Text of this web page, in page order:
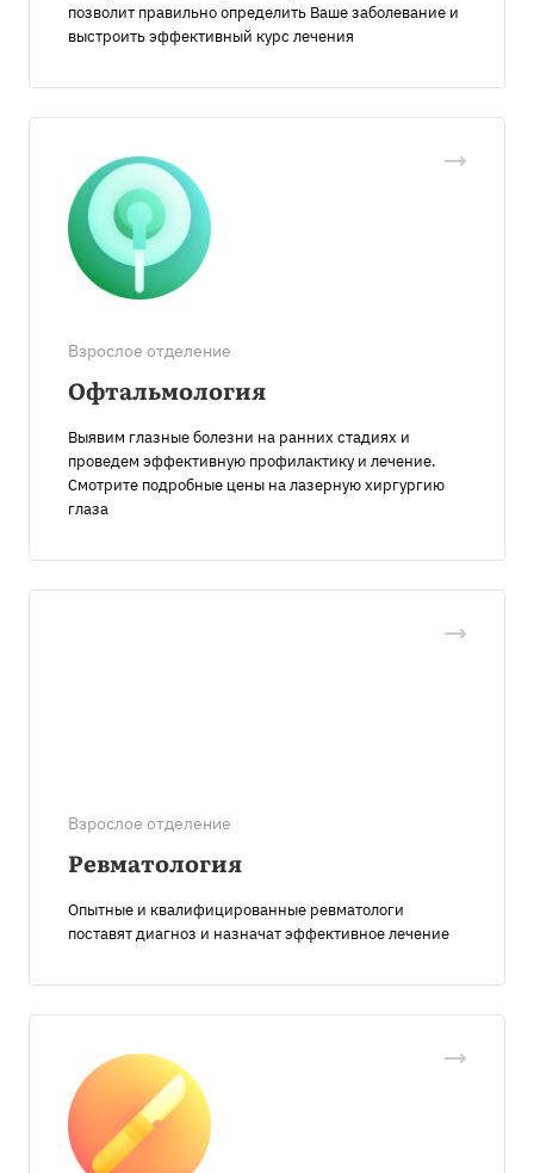
позволит правильно определить Ваше заболевание и
выстроить эффективный курс лечения
Взрослое отделение
Офтальмология
Выявим глазные болезни на ранних стадиях и
проведем эффективную профилактику и лечение.
Смотрите подробные цены на лазерную хиргургию
глаза
Взрослое отделение
Ревматология
Опытные и квалифицированные ревматологи
поставят диагноз и назначат эффективное лечение